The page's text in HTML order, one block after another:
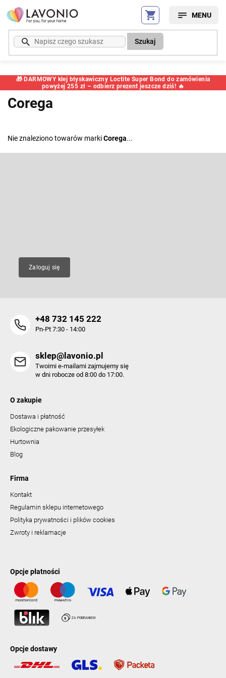
Przejść
do
treści
🎁 DARMOWY klej błyskawiczny Loctite Super Bond do zamówienia
powyżej 255 zł – odbierz prezent jeszcze dziś! 🔥
Szukaj
Corega
Nie znaleziono towarów markiCorega...
Zaloguj się
+48 732 145 222
Pn-Pt 7:30 - 14:00
sklep@lavonio.pl
Twoimi e-mailami zajmujemy się
w dni robocze od 8:00 do 17:00.
O zakupie
Dostawa i płatność
Ekologiczne pakowanie przesyłek
Hurtownia
Blog
Firma
Kontakt
Regulamin sklepu internetowego
Polityka prywatności i plików cookies
Zwroty i reklamacje
Opcje płatności
Opcje dostawy